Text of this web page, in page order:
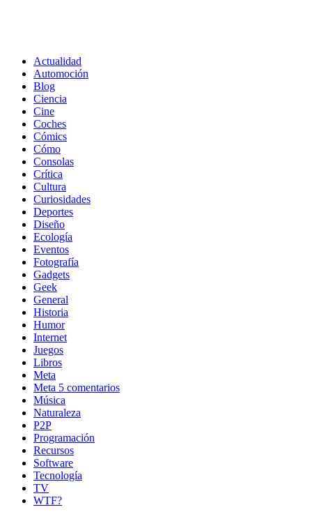
Actualidad
Automoción
Blog
Ciencia
Cine
Coches
Cómics
Cómo
Consolas
Crítica
Cultura
Curiosidades
Deportes
Diseño
Ecología
Eventos
Fotografía
Gadgets
Geek
General
Historia
Humor
Internet
Juegos
Libros
Meta
Meta 5 comentarios
Música
Naturaleza
P2P
Programación
Recursos
Software
Tecnología
TV
WTF?